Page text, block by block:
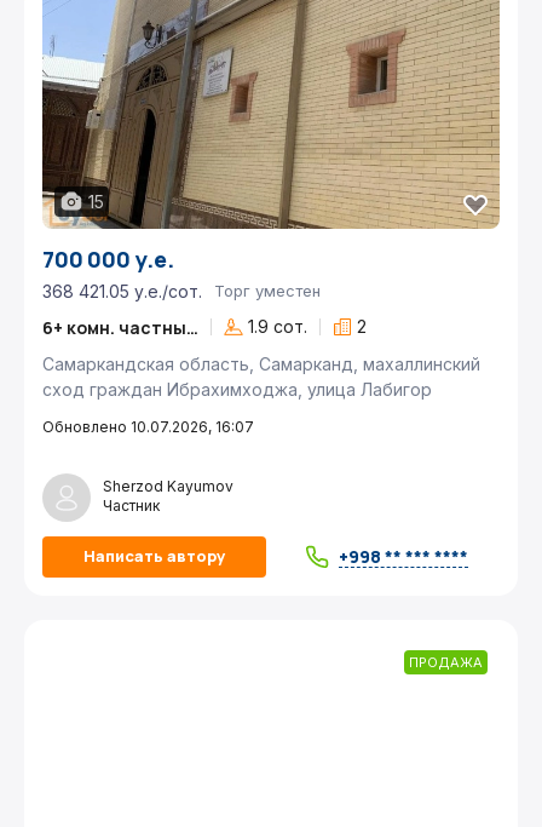
15
700 000 у.е.
368 421.05 у.е./сот. Торг уместен
6+ комн. частный дом 1.9 сот.
2
Самаркандская область, Самарканд, махаллинский
сход граждан Ибрахимходжа, улица Лабигор
Обновлено 10.07.2026, 16:07
Sherzod Kayumov
Частник
Написать автору +998 ** *** ****
ПРОДАЖА